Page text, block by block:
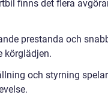
finns det flera
prestanda och
körglädjen.
och styrning